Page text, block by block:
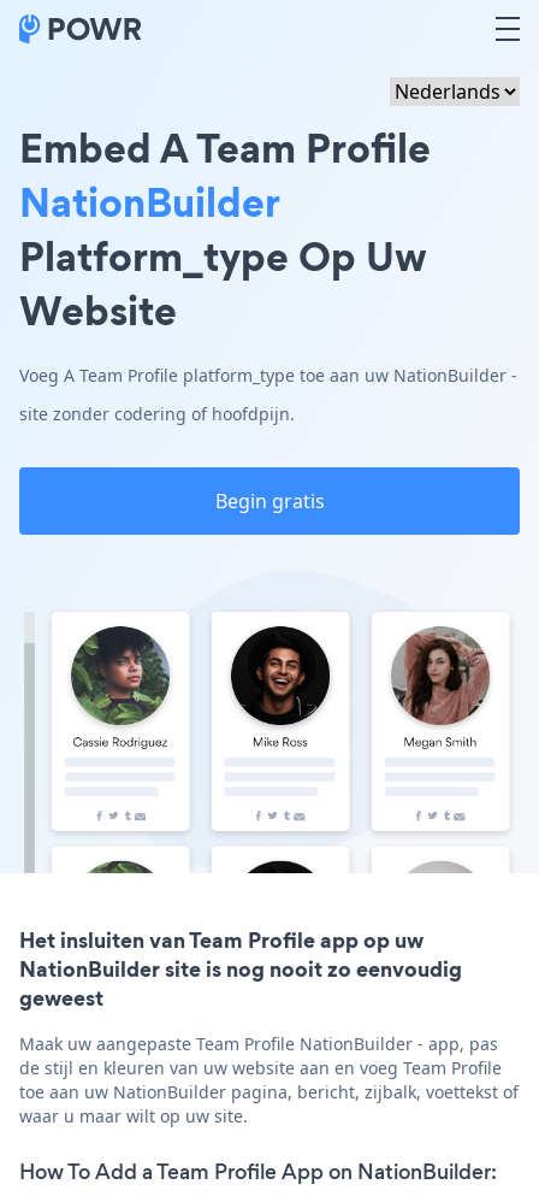
Embed A Team Profile
NationBuilder
Platform_type Op Uw
Website
Voeg A Team Profile platform_type toe aan uw NationBuilder -
site zonder codering of hoofdpijn.
Begin gratis
Het insluiten van Team Profile app op uw
NationBuilder site is nog nooit zo eenvoudig
geweest
Maak uw aangepaste Team Profile NationBuilder - app, pas
de stijl en kleuren van uw website aan en voeg Team Profile
toe aan uw NationBuilder pagina, bericht, zijbalk, voettekst of
waar u maar wilt op uw site.
How To Add a Team Profile App on NationBuilder: